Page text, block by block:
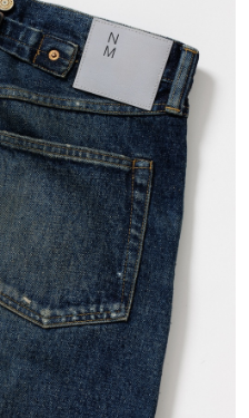
#古着サミット
ーグッド図鑑
JOURNAL
ムのYouTube
IT #AH.H
#MUSIC #MOVIE
#OUTDOOR
HANDBOOK